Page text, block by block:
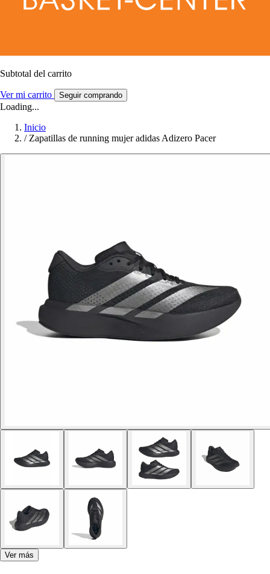
Subtotal del carrito
Ver mi carrito Seguir comprando
Loading...
Inicio
/ Zapatillas de running mujer adidas Adizero Pacer
Ver más